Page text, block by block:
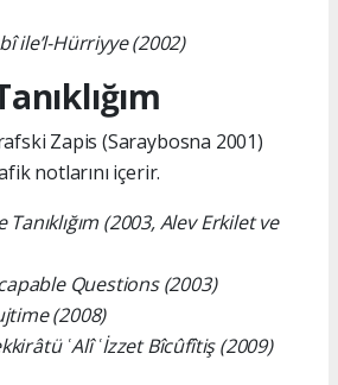
ile’l-Hürriyye (2002)
Zapis (Saraybosna 2001)
notlarını içerir.
(2003, Alev Erkilet ve
Questions (2003)
(2008)
ʿAlî ʿİzzet Bîcûfîtiş (2009)